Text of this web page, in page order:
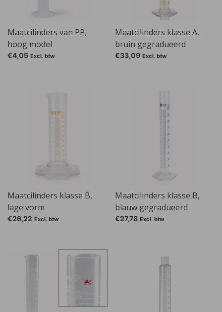
Maatcilinders van PP,
hoog model
€4,05 Excl. btw
Maatcilinders klasse A,
bruin gegradueerd
€33,09 Excl. btw
Maatcilinders klasse B,
lage vorm
€26,22 Excl. btw
Maatcilinders klasse B,
blauw gegradueerd
€27,78 Excl. btw